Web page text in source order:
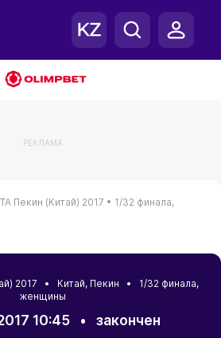
РЕКЛАМА
Пекин (Китай) 2017 • 1/32 финала,
2017 • Китай, Пекин • 1/32 финала,
женщины
10:45• закончен